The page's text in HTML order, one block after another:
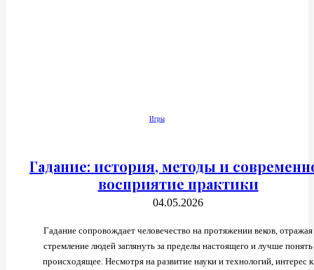
Игры
Гадание: история, методы и
восприятие практики
04.05.2026
Гадание сопровождает человечество на протяжении веков, отражая
стремление людей заглянуть за пределы настоящего и лучше понять
происходящее. Несмотря на развитие науки и технологий, интерес к